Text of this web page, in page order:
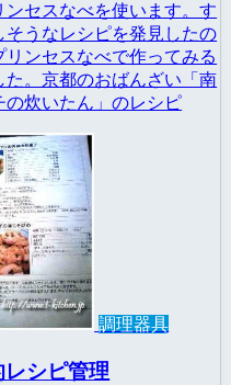
ンセスなべを使います。す
そうなレシピを発見したの
リンセスなべで作ってみる
た。京都のおばんざい「南
の炊いたん」のレシピ
調理器具
シピ管理